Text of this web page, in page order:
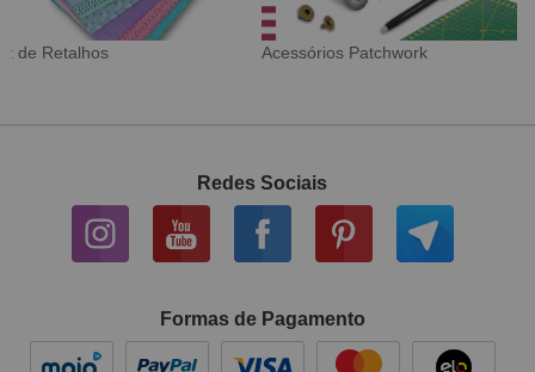
Tecido Digital Sarja Impermeável
Redes Sociais
Formas de Pagamento